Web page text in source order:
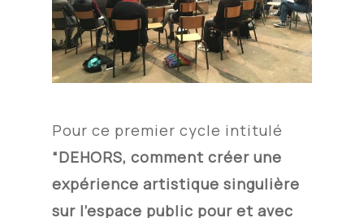
Pour ce premier cycle intitulé
“DEHORS, comment créer une
expérience artistique singulière
sur l’espace public pour et avec